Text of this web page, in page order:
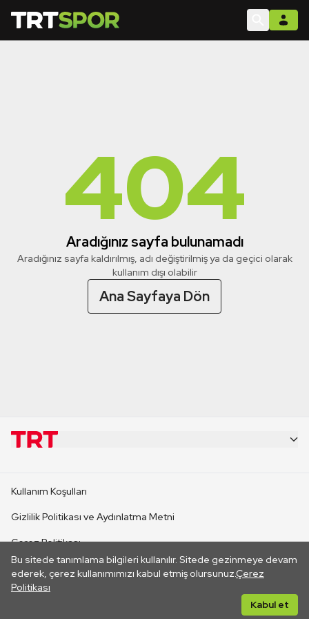
404
Aradığınız sayfa bulunamadı
Aradığınız sayfa kaldırılmış, adı değiştirilmiş ya da geçici olarak
kullanım dışı olabilir
Ana Sayfaya Dön
Bu sitede tanımlama bilgileri kullanılır. Sitede gezinmeye devam
ederek, çerez kullanımımızı kabul etmiş olursunuz.Çerez
Politikası
Kabul et
CANLI YAYINLAR
Kullanım Koşulları
Gizlilik Politikası ve Aydınlatma Metni
Çerez Politikası
İletişim
Her hakkı saklıdır. ©2026 TRT. Bağlantı yoluyla gidilen dış